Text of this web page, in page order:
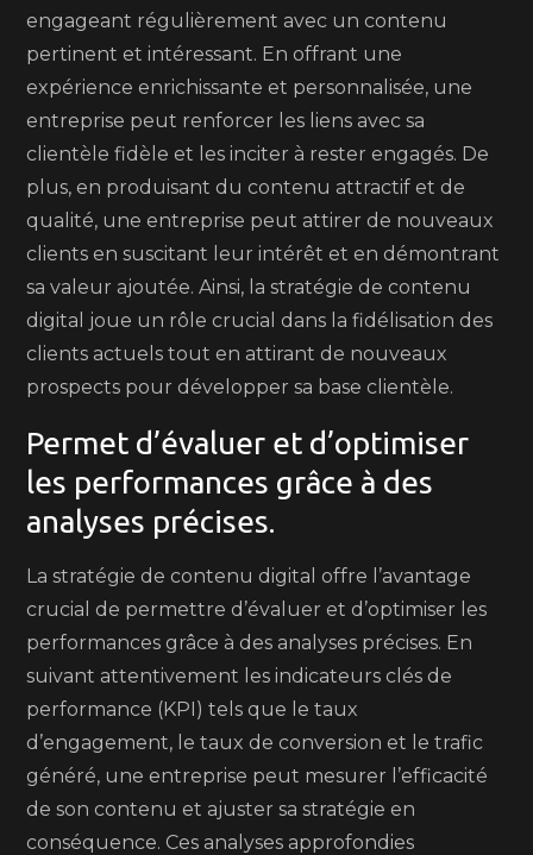
engageant régulièrement avec un contenu
pertinent et intéressant. En offrant une
expérience enrichissante et personnalisée, une
entreprise peut renforcer les liens avec sa
clientèle fidèle et les inciter à rester engagés. De
plus, en produisant du contenu attractif et de
qualité, une entreprise peut attirer de nouveaux
clients en suscitant leur intérêt et en démontrant
sa valeur ajoutée. Ainsi, la stratégie de contenu
digital joue un rôle crucial dans la fidélisation des
clients actuels tout en attirant de nouveaux
prospects pour développer sa base clientèle.
Permet d’évaluer et d’optimiser
les performances grâce à des
analyses précises.
La stratégie de contenu digital offre l’avantage
crucial de permettre d’évaluer et d’optimiser les
performances grâce à des analyses précises. En
suivant attentivement les indicateurs clés de
performance (KPI) tels que le taux
d’engagement, le taux de conversion et le trafic
généré, une entreprise peut mesurer l’efficacité
de son contenu et ajuster sa stratégie en
conséquence. Ces analyses approfondies